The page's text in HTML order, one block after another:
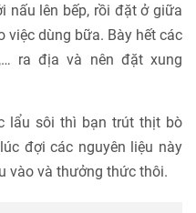
nấu lên bếp, rồi đặt ở giữa
việc dùng bữa. Bày hết các
ra địa và nên đặt xung
lẩu sôi thì bạn trút thịt bò
đợi các nguyên liệu này
vào và thưởng thức thôi.